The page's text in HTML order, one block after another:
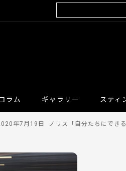
ラム ギャラリー スティ
年7月19日
ノリス「自分たちにでき